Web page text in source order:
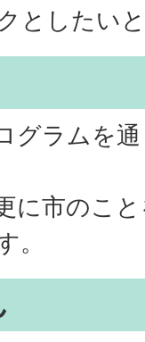
としたい
グラムを
に市のこ
。